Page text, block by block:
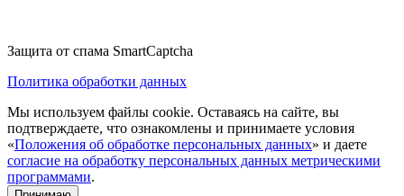
Защита от спама SmartCaptcha
Политика обработки данных
Мы используем файлы cookie. Оставаясь на сайте, вы
подтверждаете, что ознакомлены и принимаете условия
«Положения об обработке персональных данных» и даете
согласие на обработку персональных данных метрическими
программами.